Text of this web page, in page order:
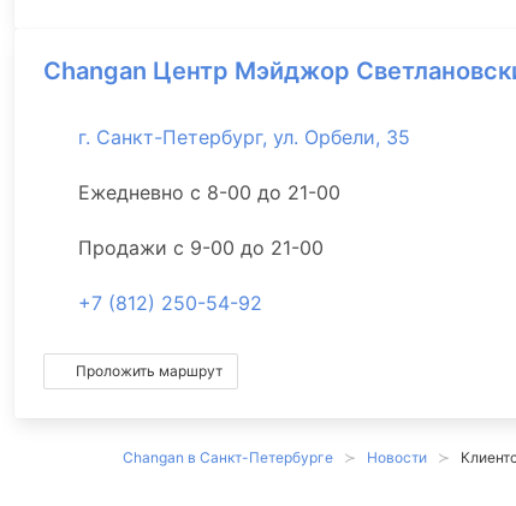
Changan Центр Мэйджор
г. Санкт-Петербург, ул. Орбели, 35
Ежедневно с 8-00 до 21-00
Продажи с 9-00 до 21-00
+7 (812) 250-54-92
Проложить маршрут
Changan в Санкт-Петербурге Новости